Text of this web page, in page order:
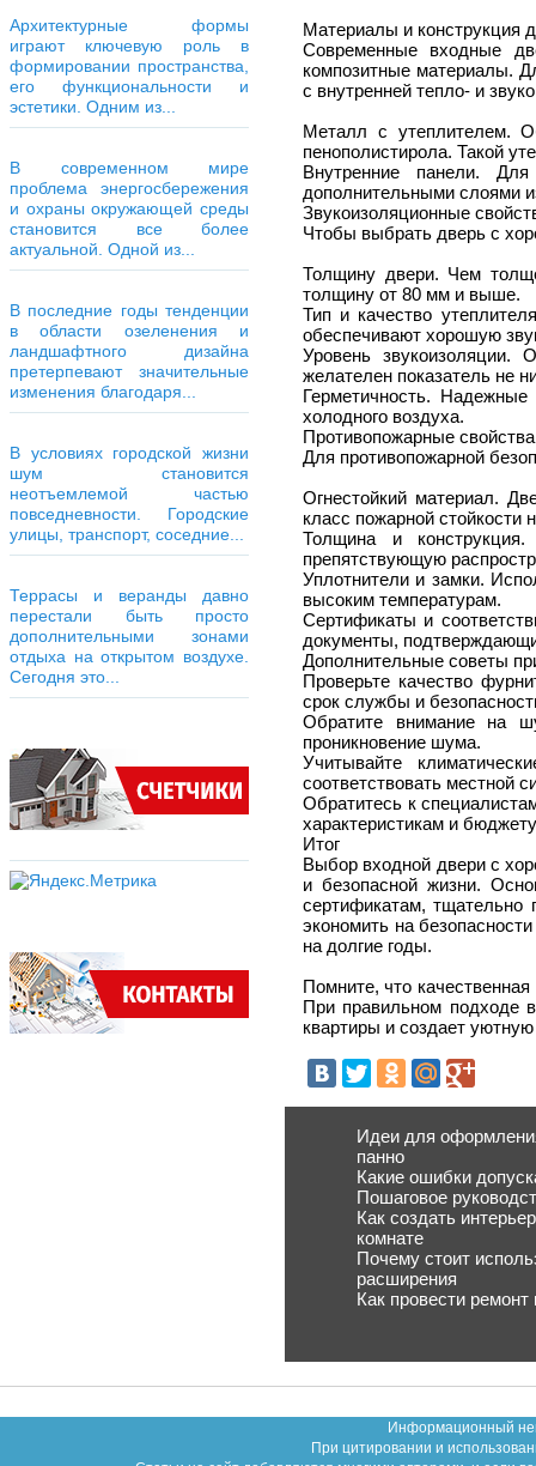
Архитектурные формы
играют ключевую роль в
формировании пространства,
его функциональности и
эстетики. Одним из...
В современном мире
проблема энергосбережения
и охраны окружающей среды
становится все более
актуальной. Одной из...
В последние годы тенденции
в области озеленения и
ландшафтного дизайна
претерпевают значительные
изменения благодаря...
В условиях городской жизни
шум становится
неотъемлемой частью
повседневности. Городские
улицы, транспорт, соседние...
Террасы и веранды давно
перестали быть просто
дополнительными зонами
отдыха на открытом воздухе.
Сегодня это...
Материалы и конструкция
Современные входные
композитные материалы.
с внутренней тепло- и
Металл с утеплителем.
пенополистирола. Такой
Внутренние панели.
дополнительными слоями
Звукоизоляционные
Чтобы выбрать дверь с
Толщину двери. Чем
толщину от 80 мм и выше.
Тип и качество
обеспечивают хорошую
Уровень звукоизоляции.
желателен показатель не
Герметичность.
холодного воздуха.
Противопожарные свойства
Для противопожарной
Огнестойкий материал.
класс пожарной стойкости
Толщина и
препятствующую
Уплотнители и замки.
высоким температурам.
Сертификаты и
документы,
Дополнительные советы
Проверьте качество
срок службы и
Обратите внимание на
проникновение шума.
Учитывайте
соответствовать местной
Обратитесь к
характеристикам и
Итог
Выбор входной двери с
и безопасной жизни.
сертификатам, тщательно
экономить на
на долгие годы.
Помните, что
При правильном подходе
квартиры и создает
Идеи для
панно
Какие ошибки
Пошаговое
Как создать
комнате
Почему стоит
расширения
Как провести
Информационный
При цитировании и